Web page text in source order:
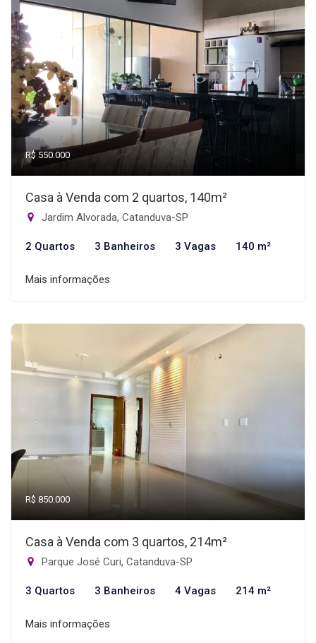
R$ 550.000
Casa à Venda com 2 quartos, 140m²
Jardim Alvorada, Catanduva-SP
2 Quartos 3 Banheiros 3 Vagas 140 m²
Mais informações
R$ 850.000
Casa à Venda com 3 quartos, 214m²
Parque José Curi, Catanduva-SP
3 Quartos 3 Banheiros 4 Vagas 214 m²
Mais informações